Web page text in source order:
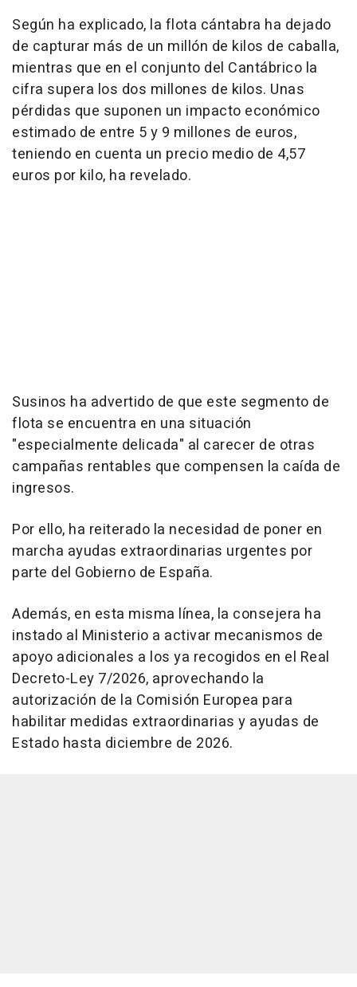
Según ha explicado, la flota cántabra ha dejado
de capturar más de un millón de kilos de caballa,
mientras que en el conjunto del Cantábrico la
cifra supera los dos millones de kilos. Unas
pérdidas que suponen un impacto económico
estimado de entre 5 y 9 millones de euros,
teniendo en cuenta un precio medio de 4,57
euros por kilo, ha revelado.
Susinos ha advertido de que este segmento de
flota se encuentra en una situación
"especialmente delicada" al carecer de otras
campañas rentables que compensen la caída de
ingresos.
Por ello, ha reiterado la necesidad de poner en
marcha ayudas extraordinarias urgentes por
parte del Gobierno de España.
Además, en esta misma línea, la consejera ha
instado al Ministerio a activar mecanismos de
apoyo adicionales a los ya recogidos en el Real
Decreto-Ley 7/2026, aprovechando la
autorización de la Comisión Europea para
habilitar medidas extraordinarias y ayudas de
Estado hasta diciembre de 2026.